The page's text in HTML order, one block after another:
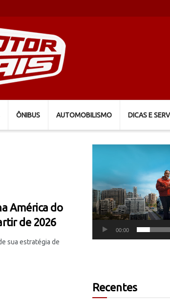
ÔNIBUS AUTOMOBILISMO DICAS E
América do
de 2026
sua estratégia de
00:00
Recentes